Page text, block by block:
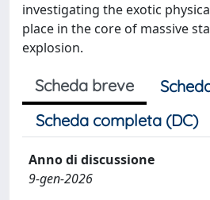
investigating the exotic
place in the core of massive
explosion.
Scheda breve
Scheda completa (DC)
Anno di discussione
9-gen-2026